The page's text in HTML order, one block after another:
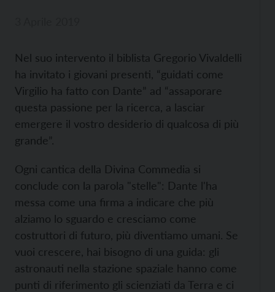
Nel suo intervento il biblista Gregorio Vivaldelli
ha invitato i giovani presenti, “guidati come
Virgilio ha fatto con Dante” ad “assaporare
questa passione per la ricerca, a lasciar
emergere il vostro desiderio di qualcosa di più
grande”.
Ogni cantica della Divina Commedia si
conclude con la parola "stelle": Dante l'ha
messa come una firma a indicare che più
alziamo lo sguardo e cresciamo come
costruttori di futuro, più diventiamo umani. Se
vuoi crescere, hai bisogno di una guida: gli
astronauti nella stazione spaziale hanno come
punti di riferimento gli scienziati da Terra e ci